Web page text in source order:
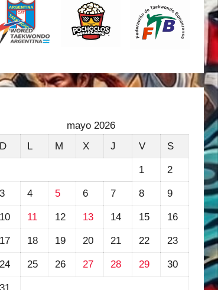
mayo 2026
D
L M X J V S
1 2
3 4 5 6 7 8 9
10 11 12 13 14 15 16
17 18 19 20 21 22 23
24 25 26 27 28 29 30
31